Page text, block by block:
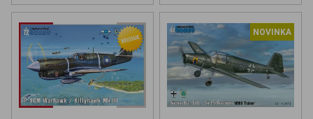
NOVINKA